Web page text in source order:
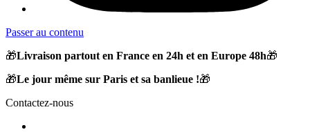
Passer au contenu
🎁Livraison partout en France en 24h et en Europe 48h🎁
🎁Le jour même sur Paris et sa banlieue !🎁
Contactez-nous